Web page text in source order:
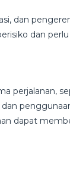
dan
dan perlu
perjalanan,
dapat